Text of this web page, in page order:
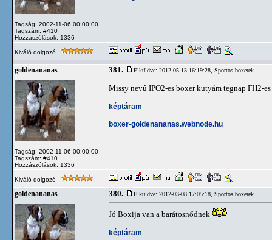
Tagság: 2002-11-06 00:00:00
Tagszám: #410
Hozzászólások: 1336
Kiváló dolgozó
goldenananas
Tagság: 2002-11-06 00:00:00
Tagszám: #410
Hozzászólások: 1336
381. Elküldve: 2012-05-13 16:19:28, Sportos boxerek
Missy nevű IPO2-es boxer kutyám tegnap FH2-
képtáram
boxer-goldenananas.webnode.hu
Kiváló dolgozó
goldenananas 380. Elküldve: 2012-03-08 17:05:18, Sportos boxerek
Jó Boxija van a barátosnődnek
képtáram